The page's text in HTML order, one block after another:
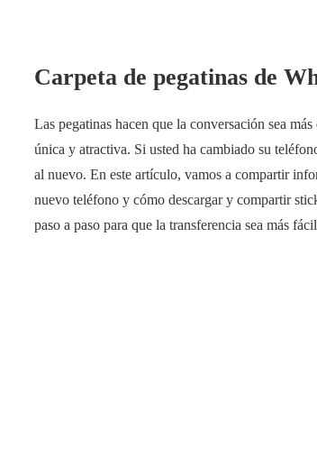
Carpeta de pegatinas de
Las pegatinas hacen que la conversación sea
única y atractiva. Si usted ha cambiado su
al nuevo. En este artículo, vamos a compartir
nuevo teléfono y cómo descargar y compartir
paso a paso para que la transferencia sea más